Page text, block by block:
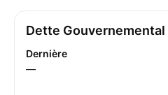
Dette
Dernière
—